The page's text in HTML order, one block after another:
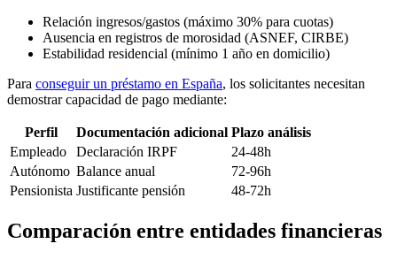
Relación ingresos/gastos (máximo 30% para cuotas)
Ausencia en registros de morosidad (ASNEF, CIRBE)
Estabilidad residencial (mínimo 1 año en domicilio)
Para conseguir un préstamo en España, los solicitantes necesitan
demostrar capacidad de pago mediante:
Perfil Documentación adicional Plazo análisis
Empleado
Declaración IRPF
24-48h
Autónomo Balance anual
72-96h
Pensionista Justificante pensión 48-72h
Comparación entre entidades financieras